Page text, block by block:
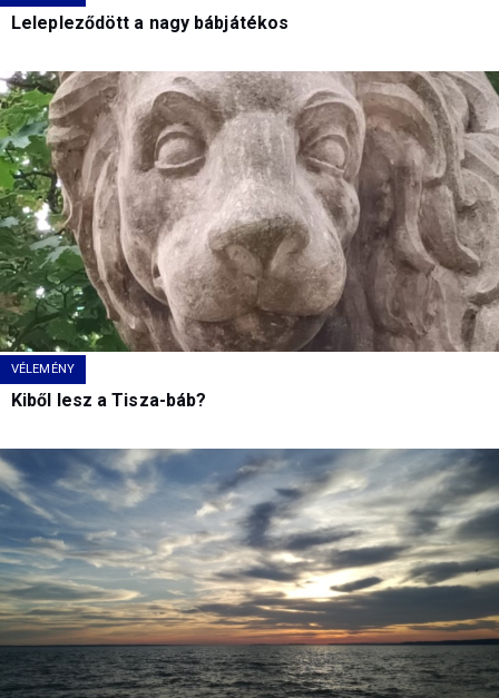
Lelepleződött a nagy bábjátékos
VÉLEMÉNY
Kiből lesz a Tisza-báb?